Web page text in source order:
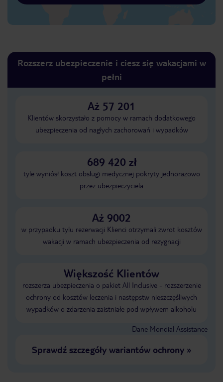
Rozszerz ubezpieczenie i ciesz się wakacjami w
pełni
Aż 57 201
Klientów skorzystało z pomocy w ramach dodatkowego
ubezpieczenia od nagłych zachorowań i wypadków
689 420 zł
tyle wyniósł koszt obsługi medycznej pokryty jednorazowo
przez ubezpieczyciela
Aż 9002
w przypadku tylu rezerwacji Klienci otrzymali zwrot kosztów
wakacji w ramach ubezpieczenia od rezygnacji
Większość Klientów
rozszerza ubezpieczenia o pakiet All Inclusive - rozszerzenie
ochrony od kosztów leczenia i następstw nieszczęśliwych
wypadków o zdarzenia zaistniałe pod wpływem alkoholu
Dane Mondial Assistance
Sprawdź szczegóły wariantów ochrony»